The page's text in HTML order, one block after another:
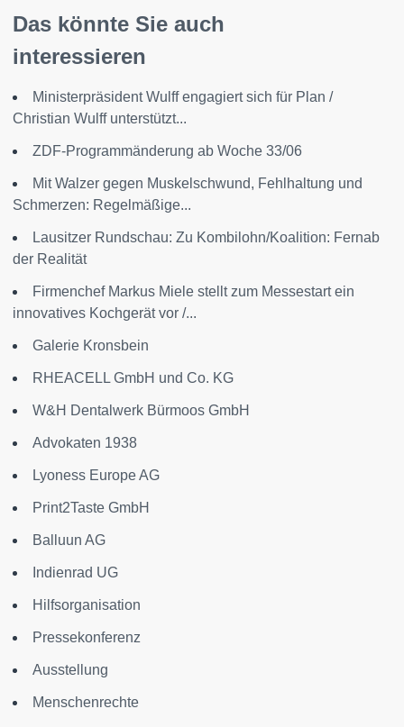
Das könnte Sie auch
interessieren
Ministerpräsident Wulff engagiert sich für Plan /
Christian Wulff unterstützt...
ZDF-Programmänderung ab Woche 33/06
Mit Walzer gegen Muskelschwund, Fehlhaltung und
Schmerzen: Regelmäßige...
Lausitzer Rundschau: Zu Kombilohn/Koalition: Fernab
der Realität
Firmenchef Markus Miele stellt zum Messestart ein
innovatives Kochgerät vor /...
Galerie Kronsbein
RHEACELL GmbH und Co. KG
W&H Dentalwerk Bürmoos GmbH
Advokaten 1938
Lyoness Europe AG
Print2Taste GmbH
Balluun AG
Indienrad UG
Hilfsorganisation
Pressekonferenz
Ausstellung
Menschenrechte